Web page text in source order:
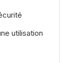
utilisation